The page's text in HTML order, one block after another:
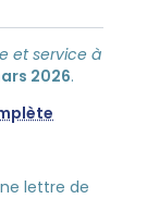
et service à
2026.
lettre de